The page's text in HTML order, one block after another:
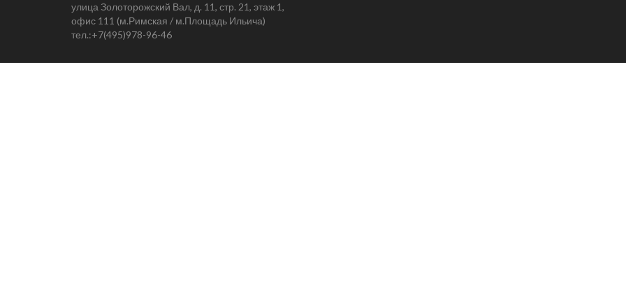
улица Золоторожский Вал, д. 11, стр. 21, этаж 1,
офис 111 (м.Римская / м.Площадь Ильича)
тел.:+7(495)978-96-46